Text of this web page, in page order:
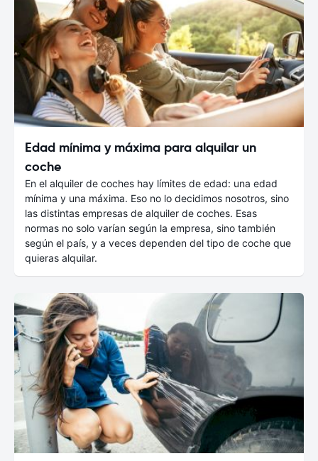
Edad mínima y máxima para alquilar un
coche
En el alquiler de coches hay límites de edad: una edad
mínima y una máxima. Eso no lo decidimos nosotros, sino
las distintas empresas de alquiler de coches. Esas
normas no solo varían según la empresa, sino también
según el país, y a veces dependen del tipo de coche que
quieras alquilar.